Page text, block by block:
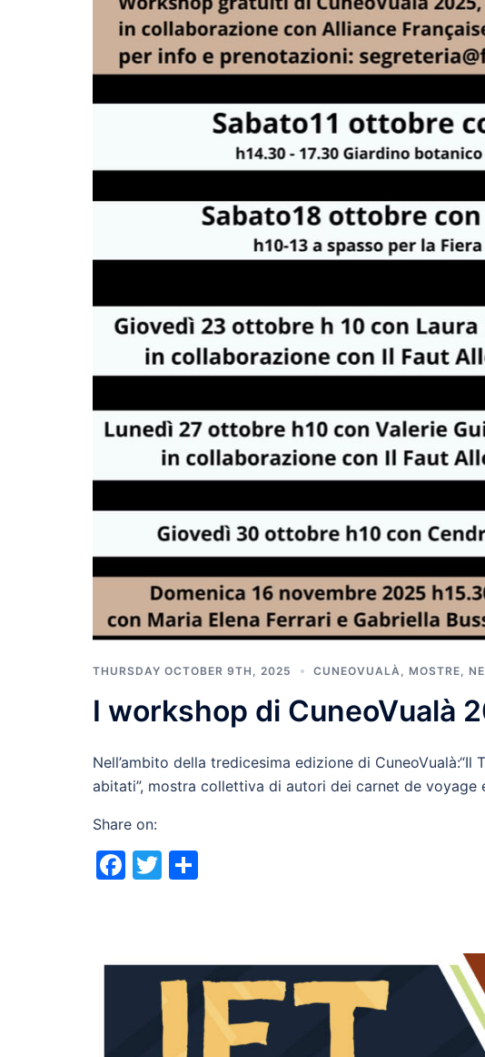
THURSDAY OCTOBER 9TH, 2025 CUNEOVUALÀ MOSTRE
I workshop di CuneoVualà
Nell’ambito della tredicesima edizione di
abitati”, mostra collettiva di autori dei carnet de voyage
Share on:
Facebook
Twitter